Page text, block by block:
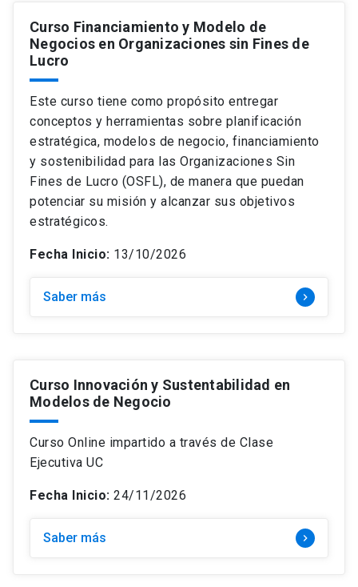
Curso Financiamiento y Modelo de
Negocios en Organizaciones sin Fines de
Lucro
Este curso tiene como propósito entregar
conceptos y herramientas sobre planificación
estratégica, modelos de negocio, financiamiento
y sostenibilidad para las Organizaciones Sin
Fines de Lucro (OSFL), de manera que puedan
potenciar su misión y alcanzar sus objetivos
estratégicos.
Fecha Inicio: 13/10/2026
Saber más keyboard_arrow_right
Curso Innovación y Sustentabilidad en
Modelos de Negocio
Curso Online impartido a través de Clase
Ejecutiva UC
Fecha Inicio: 24/11/2026
Saber más keyboard_arrow_right